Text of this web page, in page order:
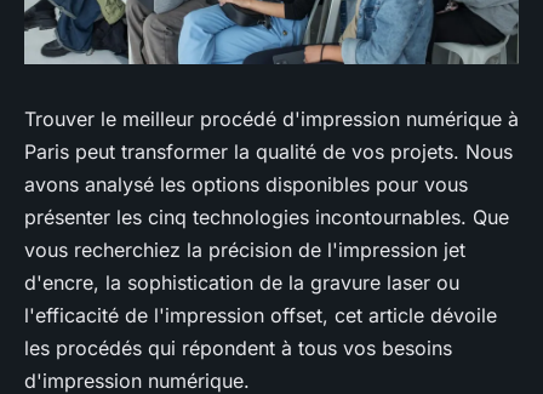
Trouver le meilleur procédé d'impression numérique à
Paris peut transformer la qualité de vos projets. Nous
avons analysé les options disponibles pour vous
présenter les cinq technologies incontournables. Que
vous recherchiez la précision de l'impression jet
d'encre, la sophistication de la gravure laser ou
l'efficacité de l'impression offset, cet article dévoile
les procédés qui répondent à tous vos besoins
d'impression numérique.